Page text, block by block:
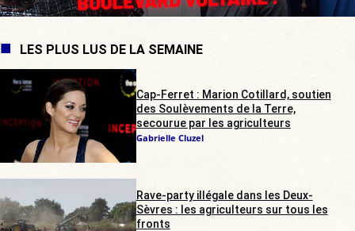
LES PLUS LUS DE LA SEMAINE
Cap-Ferret : Marion Cotillard, soutien
des Soulèvements de la Terre,
secourue par les agriculteurs
Gabrielle Cluzel
Rave-party illégale dans les Deux-
Sèvres : les agriculteurs sur tous les
fronts